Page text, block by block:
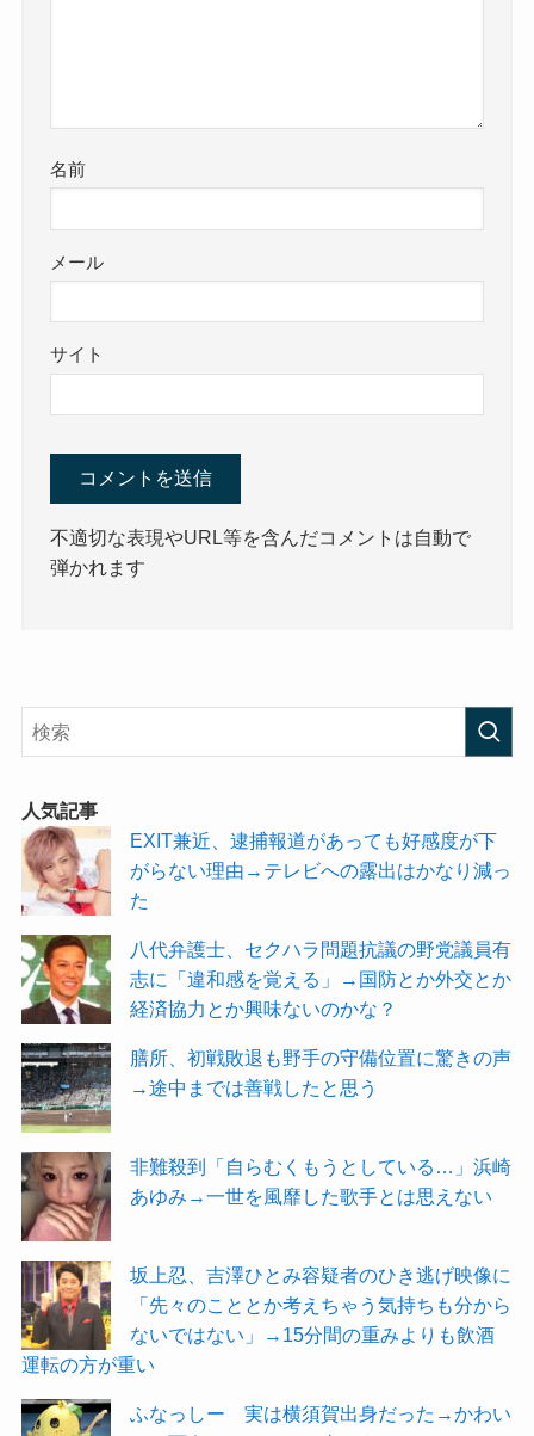
名前
メール
サイト
不適切な表現やURL等を含んだコメントは自動で
弾かれます
人気記事
EXIT兼近、逮捕報道があっても好感度が下
がらない理由→テレビへの露出はかなり減っ
た
八代弁護士、セクハラ問題抗議の野党議員有
志に「違和感を覚える」→国防とか外交とか
経済協力とか興味ないのかな？
膳所、初戦敗退も野手の守備位置に驚きの声
→途中までは善戦したと思う
非難殺到「自らむくもうとしている…」浜崎
あゆみ→一世を風靡した歌手とは思えない
坂上忍、吉澤ひとみ容疑者のひき逃げ映像に
「先々のこととか考えちゃう気持ちも分から
ないではない」→15分間の重みよりも飲酒
運転の方が重い
ふなっしー 実は横須賀出身だった→かわい